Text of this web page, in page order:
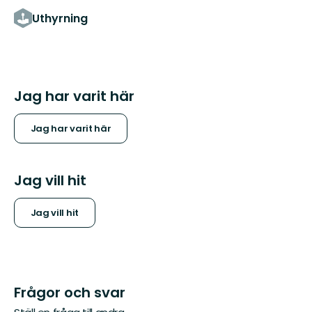
Uthyrning
Jag har varit här
Jag har varit här
Jag vill hit
Jag vill hit
Frågor och svar